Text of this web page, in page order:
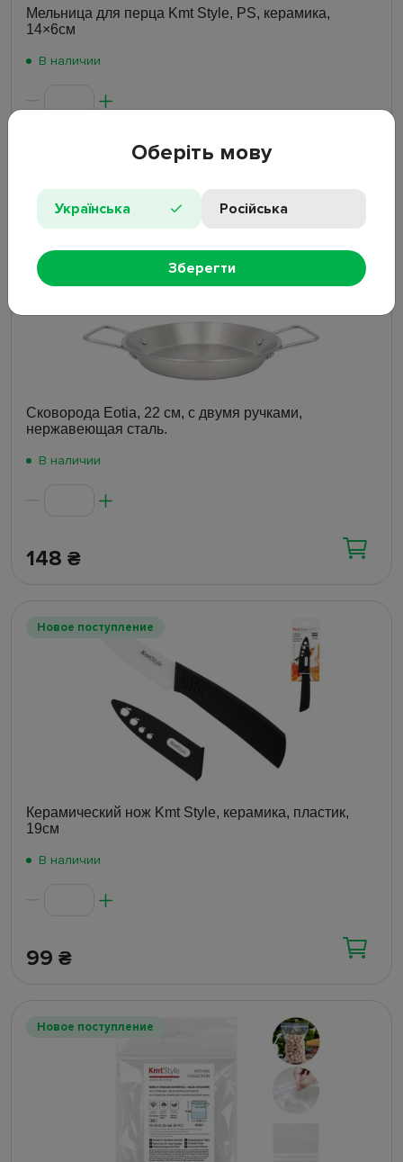
Мельница для перца Kmt Style, PS, керамика,
14×6см
В наличии
Новое поступление
Сковорода Eotia, 22 см, с двумя ручками,
нержавеющая сталь.
В наличии
148 ₴
Новое поступление
Керамический нож Kmt Style, керамика, пластик,
19см
В наличии
99 ₴
Новое поступление
Оберіть мову
Українська Російська
Зберегти